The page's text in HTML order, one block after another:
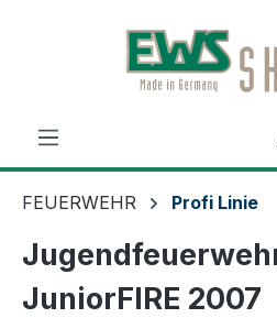
Zum Hauptinhalt springen
FEUERWEHR Profi Linie
JuniorFIRE 2007